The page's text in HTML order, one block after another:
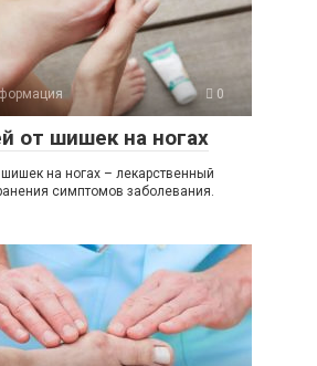
0
от шишек на ногах
на ногах – лекарственный
симптомов заболевания.